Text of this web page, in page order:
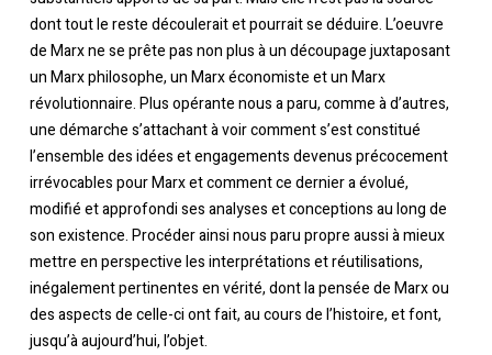
dont tout le reste découlerait et pourrait se déduire. L’oeuvre
de Marx ne se prête pas non plus à un découpage juxtaposant
un Marx philosophe, un Marx économiste et un Marx
révolutionnaire. Plus opérante nous a paru, comme à d’autres,
une démarche s’attachant à voir comment s’est constitué
l’ensemble des idées et engagements devenus précocement
irrévocables pour Marx et comment ce dernier a évolué,
modifié et approfondi ses analyses et conceptions au long de
son existence. Procéder ainsi nous paru propre aussi à mieux
mettre en perspective les interprétations et réutilisations,
inégalement pertinentes en vérité, dont la pensée de Marx ou
des aspects de celle-ci ont fait, au cours de l’histoire, et font,
jusqu’à aujourd’hui, l’objet.